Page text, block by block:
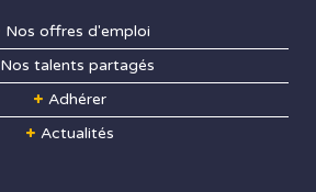
Nos offres d'emploi
Nos talents partagés
Adhérer
Actualités